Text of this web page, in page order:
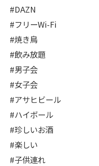
#DAZN
#フリーWi-Fi
#焼き鳥
#飲み放題
#男子会
#女子会
#アサヒビール
#ハイボール
#珍しいお酒
#楽しい
#子供連れ